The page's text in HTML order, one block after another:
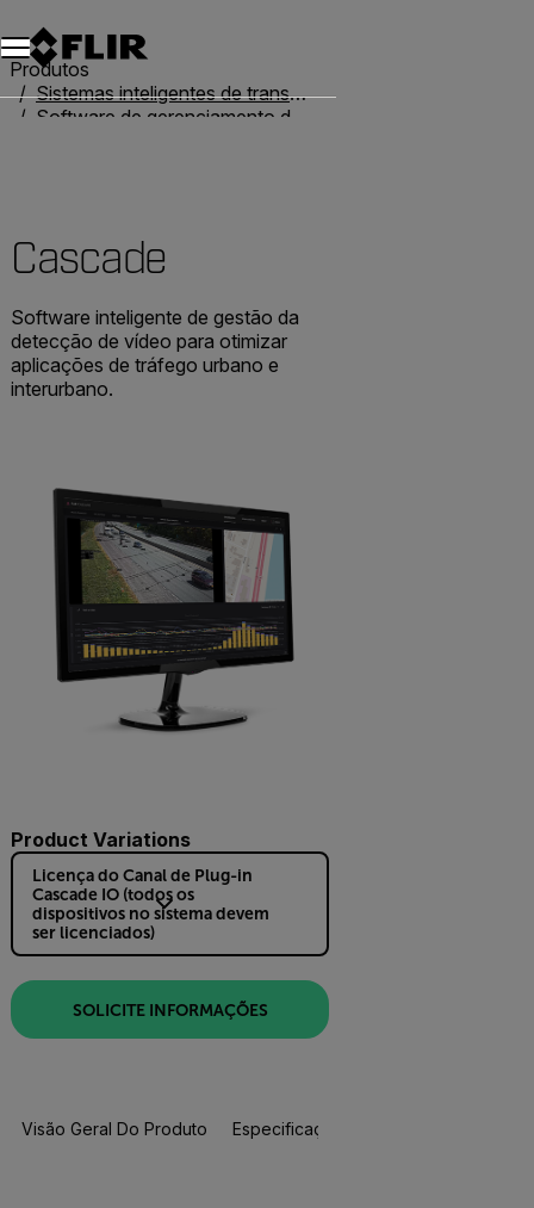
Produtos
Sistemas inteligentes de transporte
Software de gerenciamento de tráfego
Cascade
Software inteligente de gestão da
detecção de vídeo para otimizar
aplicações de tráfego urbano e
interurbano.
Product Variations
Licença do Canal de Plug-in
Cascade IO (todos os
dispositivos no sistema devem
ser licenciados)
SOLICITE INFORMAÇÕES
Visão Geral Do Produto Especificações